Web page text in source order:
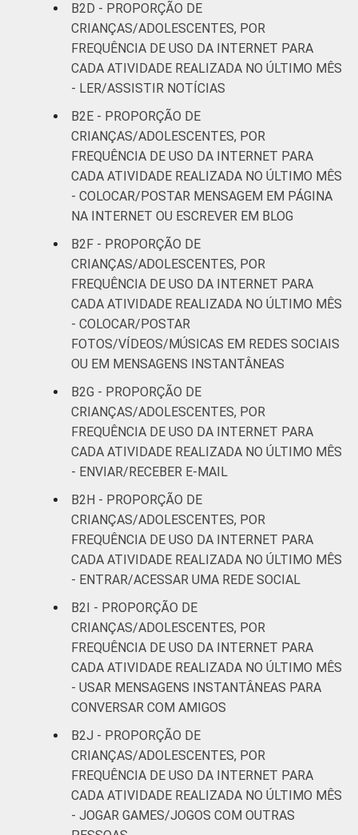
Mais de 3
SM
CLASSE
AB
C
DE 28
¹Base: 812 usuários de Internet de 11 a 17
anos que usaram a Internet para
colocar/postar fotos, vídeos ou músicas em
redes sociais ou em mensagens
instantâneas. Respostas estimuladas. Dados
coletados entre outubro de 2014 e fevereiro
de 2015.
Fonte: NIC.br - out 2014 / fev 2015
B2D - PROPORÇÃO DE
CRIANÇAS/ADOLESCENTES, POR
FREQUÊNCIA DE USO DA INTERNET PARA
CADA ATIVIDADE REALIZADA NO ÚLTIMO MÊS
- LER/ASSISTIR NOTÍCIAS
B2E - PROPORÇÃO DE
CRIANÇAS/ADOLESCENTES, POR
FREQUÊNCIA DE USO DA INTERNET PARA
CADA ATIVIDADE REALIZADA NO ÚLTIMO MÊS
- COLOCAR/POSTAR MENSAGEM EM PÁGINA
NA INTERNET OU ESCREVER EM BLOG
B2F - PROPORÇÃO DE
CRIANÇAS/ADOLESCENTES, POR
FREQUÊNCIA DE USO DA INTERNET PARA
CADA ATIVIDADE REALIZADA NO ÚLTIMO MÊS
- COLOCAR/POSTAR
FOTOS/VÍDEOS/MÚSICAS EM REDES SOCIAIS
OU EM MENSAGENS INSTANTÂNEAS
B2G - PROPORÇÃO DE
CRIANÇAS/ADOLESCENTES, POR
FREQUÊNCIA DE USO DA INTERNET PARA
CADA ATIVIDADE REALIZADA NO ÚLTIMO MÊS
- ENVIAR/RECEBER E-MAIL
B2H - PROPORÇÃO DE
CRIANÇAS/ADOLESCENTES, POR
FREQUÊNCIA DE USO DA INTERNET PARA
CADA ATIVIDADE REALIZADA NO ÚLTIMO MÊS
- ENTRAR/ACESSAR UMA REDE SOCIAL
B2I - PROPORÇÃO DE
CRIANÇAS/ADOLESCENTES, POR
FREQUÊNCIA DE USO DA INTERNET PARA
CADA ATIVIDADE REALIZADA NO ÚLTIMO MÊS
- USAR MENSAGENS INSTANTÂNEAS PARA
CONVERSAR COM AMIGOS
B2J - PROPORÇÃO DE
CRIANÇAS/ADOLESCENTES, POR
FREQUÊNCIA DE USO DA INTERNET PARA
CADA ATIVIDADE REALIZADA NO ÚLTIMO MÊS
- JOGAR GAMES/JOGOS COM OUTRAS